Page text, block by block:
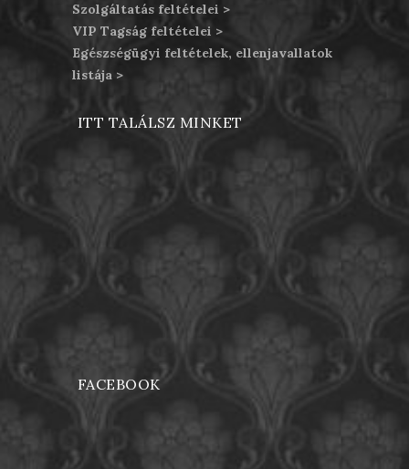
Szolgáltatás feltételei >
VIP Tagság feltételei >
Egészségügyi feltételek, ellenjavallatok
listája >
ITT TALÁLSZ MINKET
FACEBOOK